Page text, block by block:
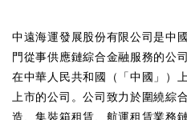
中遠海運發展股份有限公司是中
門從事供應鏈綜合金融服務的公
在中華人民共和國（「中國」）
上市的公司。公司致力於圍繞綜
造、集裝箱租賃、航運租賃業務